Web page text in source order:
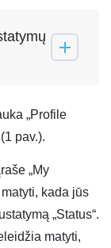
„Profile
pav.).
„My
kada jūs
„Status“.
matyti,